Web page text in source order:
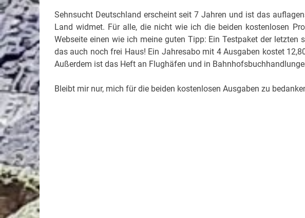
Sehnsucht Deutschland erscheint seit 7 Jahren und ist das
Land widmet. Für alle, die nicht wie ich die beiden kostenlosen
Webseite einen wie ich meine guten Tipp: Ein Testpaket der letzten
das auch noch frei Haus! Ein Jahresabo mit 4 Ausgaben kostet
Außerdem ist das Heft an Flughäfen und in
Bleibt mir nur, mich für die beiden kostenlosen Ausgaben zu